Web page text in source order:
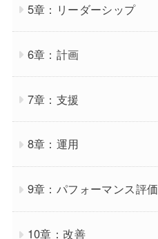
5章：リーダーシップ
6章：計画
7章：支援
8章：運用
9章：パフォーマンス評価
10章：改善